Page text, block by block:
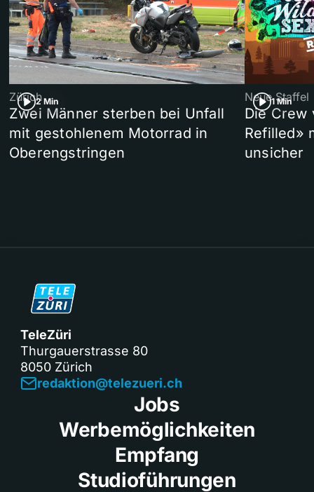
2 Min
Zürich
Zwei Männer sterben bei Unfall
mit gestohlenem Motorrad in
Oberengstringen
1 Min
Neue Staffel
Die Crew
Refilled»
unsicher
TeleZüri
Thurgauerstrasse 80
8050 Zürich
redaktion@telezueri.ch
Jobs
Werbemöglichkeiten
Empfang
Studioführungen